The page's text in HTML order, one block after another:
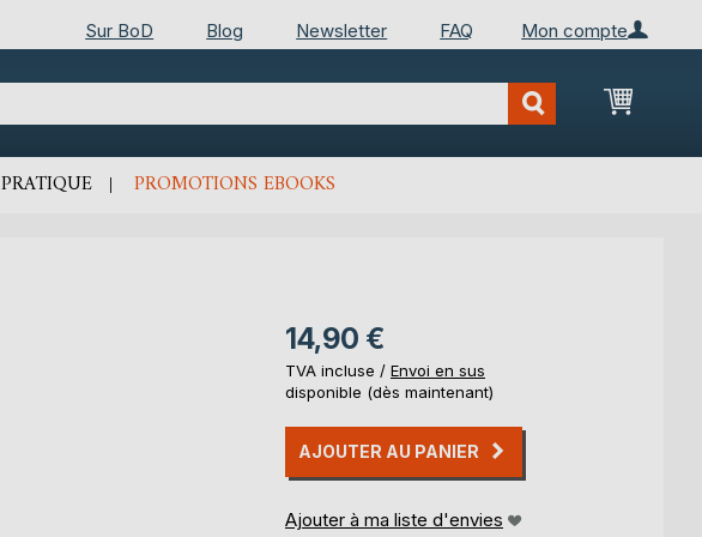
Mon compte
Sur BoD Blog Newsletter FAQ
Mon
PRATIQUE PROMOTIONS EBOOKS
14,90 €
TVA incluse / Envoi en sus
disponible (dès maintenant)
AJOUTER AU PANIER
Ajouter à ma liste d'envies